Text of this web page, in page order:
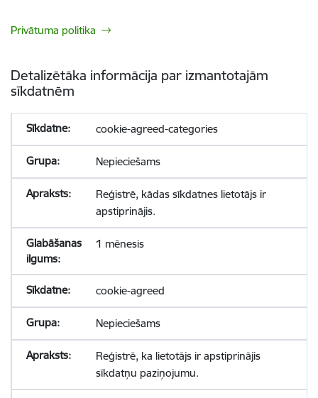
Privātuma politika
Detalizētāka informācija par izmantotajām
sīkdatnēm
cookie-agreed-categories
Nepieciešams
Reģistrē, kādas sīkdatnes lietotājs ir
apstiprinājis.
1 mēnesis
cookie-agreed
Nepieciešams
Reģistrē, ka lietotājs ir apstiprinājis
sīkdatņu paziņojumu.